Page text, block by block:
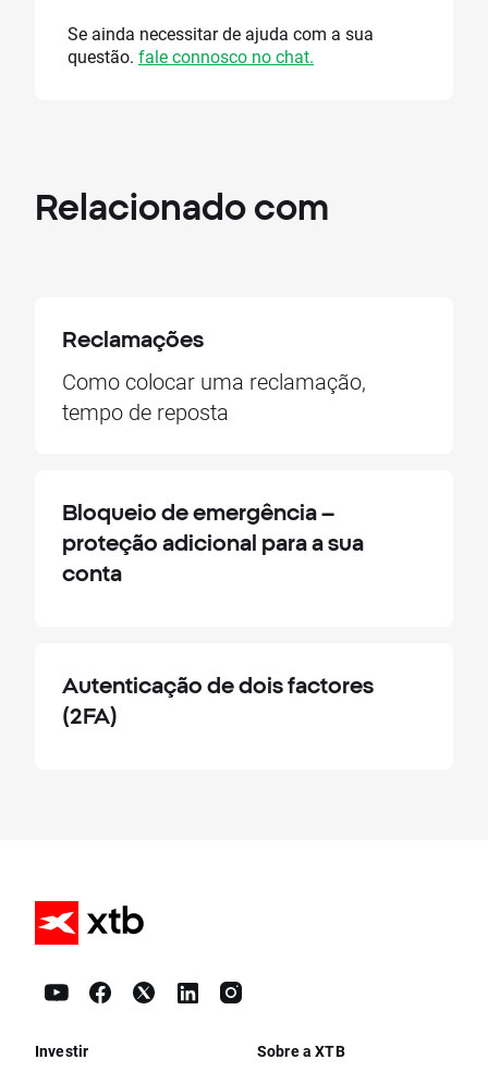
Se ainda necessitar de ajuda com a sua
questão. fale connosco no chat.
Relacionado com
Reclamações
Como colocar uma reclamação,
tempo de reposta
Bloqueio de emergência –
proteção adicional para a sua
conta
Autenticação de dois factores
(2FA)
Investir Sobre a XTB